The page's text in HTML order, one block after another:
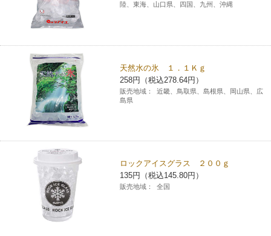
陸、東海、山口県、四国、九州、沖縄
天然水の氷 １．１Ｋｇ
258円（税込278.64円）
販売地域：
近畿、鳥取県、島根県、岡山県、広
島県
ロックアイスグラス ２００ｇ
135円（税込145.80円）
販売地域： 全国